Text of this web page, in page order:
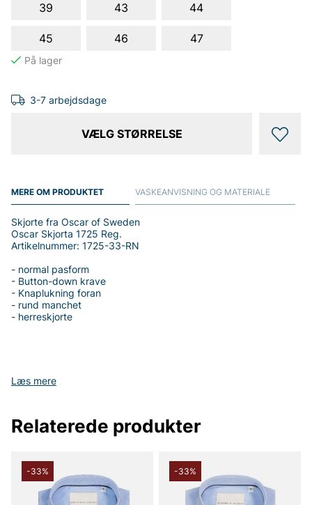
39
43 44
45 46 47
3-7 arbejdsdage
VÆLG STØRRELSE
MERE OM PRODUKTET
Læs mere
Skjorte fra Oscar of Sweden
Oscar Skjorta 1725 Reg.
Artikelnummer: 1725-33-RN
- normal pasform
- Button-down krave
- Knaplukning foran
- rund manchet
- herreskjorte
Tak fordi du handler i vores webshop. Besøg også vores butik i
Vingåker.
VASKEANVISNING OG MATERIALE
Relaterede produkter
-33% -33%